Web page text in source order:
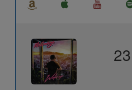
23